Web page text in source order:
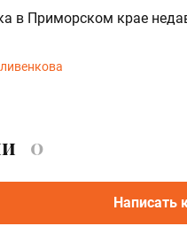
в Приморском крае
0
Написать